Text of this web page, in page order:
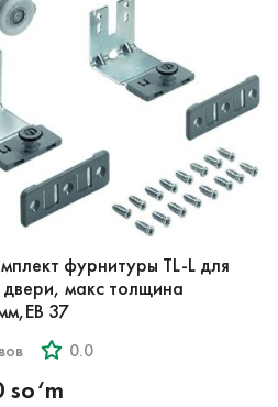
фурнитуры TL-L для
макс толщина
37
0.0
so‘m